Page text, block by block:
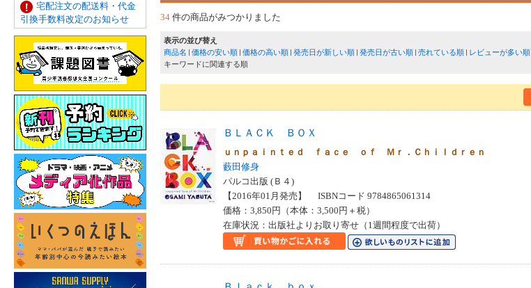
宅配注文の配送料・代金
引換手数料改定のお知らせ
34 件の商品がみつかりました
表示の並び替え
商品名
価格の安い順 価格の高い順 発売日が新しい順 発売日が古い順 売れている順 レビューが多い順
キーワードに関連する順
ＢＬＡＣＫ ＢＯＸ
ｕｎｐａｉｎｔｅｄ ｆａｃｅ ｏｆ Ｍｒ．Ｃｈｉｌｄｒｅｎ
藪田修身
パルコ出版 (Ｂ４)
【2016年01月発売】 ISBNコード 9784865061314
価格：3,850円（本体：3,500円＋税）
在庫状況：出版社よりお取り寄せ（1週間程度で出荷）